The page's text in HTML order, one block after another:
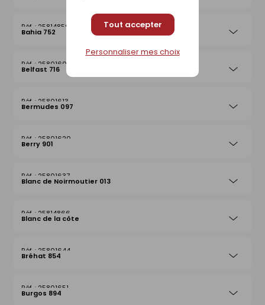
Tout accepter
Personnaliser mes choix
25814859
Bahia 752
25801606
Belfast 716
25801613
Bermudes 097
25801620
Berry 901
25801637
Blanc de Noirmoutier 013
25814866
Blanc de la côte
25801644
Bréhat 854
25801651
Burgos 894